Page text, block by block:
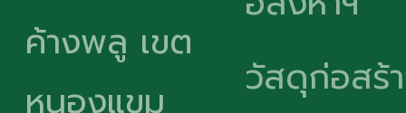
ค้างพลู เขต
หนองแขม
วัสดุก่อสร้